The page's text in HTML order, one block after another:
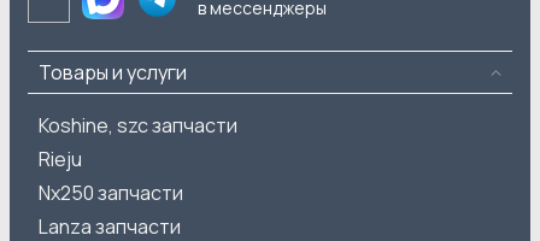
в мессенджеры
Товары и услуги
Koshine, szc запчасти
Rieju
Nx250 запчасти
Lanza запчасти